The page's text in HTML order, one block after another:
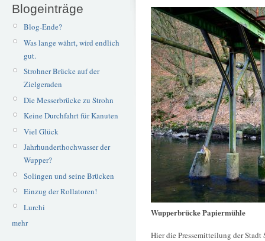
Blogeinträge
Blog-Ende?
Was lange währt, wird endlich
gut.
Strohner Brücke auf der
Zielgeraden
Die Messerbrücke zu Strohn
Keine Durchfahrt für Kanuten
Viel Glück
Jahrhunderthochwasser der
Wupper?
Solingen und seine Brücken
Einzug der Rollatoren!
Lurchi
mehr
Wupperbrücke Papiermühle
Hier die Pressemitteilung der